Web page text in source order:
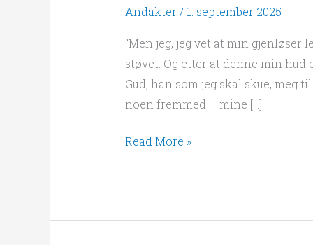
Andakter/ 1. september 2025
“Men jeg, jeg vet at min gjenløser
støvet. Og etter at denne min
Gud, han som jeg skal skue, meg
noen fremmed – mine […]
Read More »